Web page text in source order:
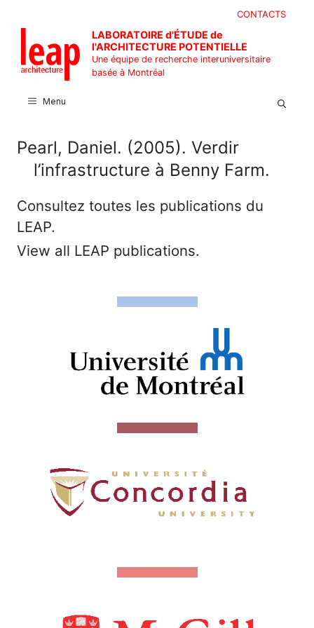
contenu
CONTACTS
LABORATOIRE d'ÉTUDE de
l'ARCHITECTURE POTENTIELLE
Une équipe de recherche interuniversitaire
basée à Montréal
Menu
Pearl, Daniel. (2005). Verdir
l’infrastructure à Benny Farm.
Consultez toutes les publications du
LEAP.
View all LEAP publications.